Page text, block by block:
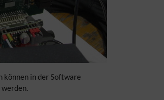
in der Software